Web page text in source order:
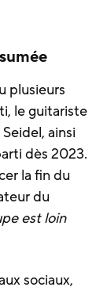
plusieurs
le guitariste
ainsi
dès 2023.
la fin du
du
est loin
sociaux,